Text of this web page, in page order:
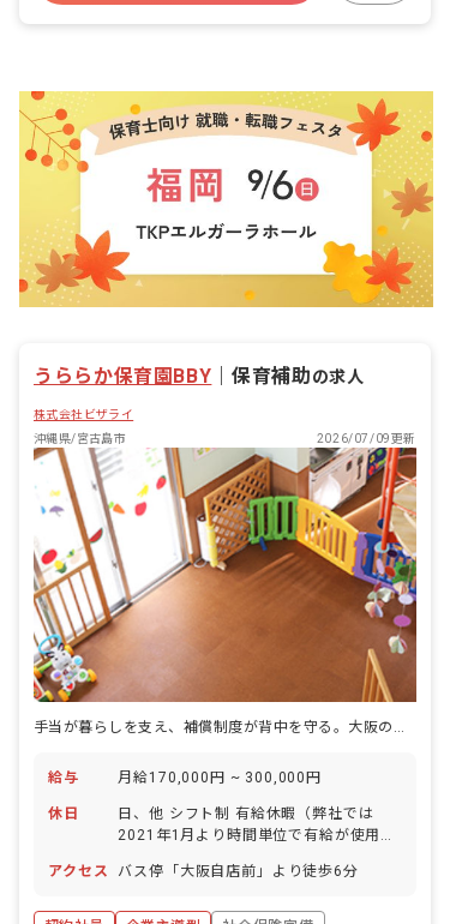
うららか保育園BBY ｜保育補助の求人
株式会社ビザライ
沖縄県/宮古島市
2026/07/09更新
手当が暮らしを支え、補償制度が背中を守る。大阪の小規模園で働く選択。
給与 月給170,000円 ~ 300,000円
休日
日、他 シフト制 有給休暇（弊社では
2021年1月より時間単位で有給が使用で
す） 育児休業取得実績あり
アクセス バス停「大阪自店前」より徒歩6分